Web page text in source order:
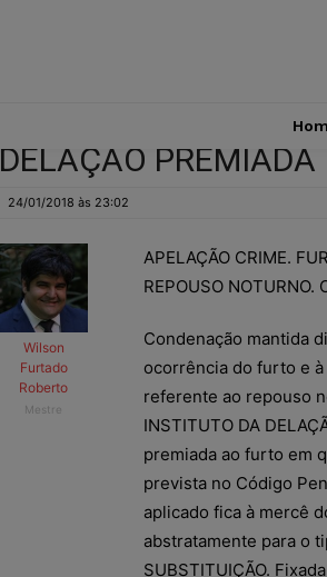
DELAÇÃO PREMIADA
24/01/2018 às 23:02
Wilson
Furtado
Roberto
Mestre
APELAÇÃO CRIME.
REPOUSO NOTURNO.
Condenação mantida
ocorrência do furto e à
referente ao repouso
INSTITUTO DA
premiada ao furto em
prevista no Código
aplicado fica à mercê
abstratamente para o
SUBSTITUIÇÃO.